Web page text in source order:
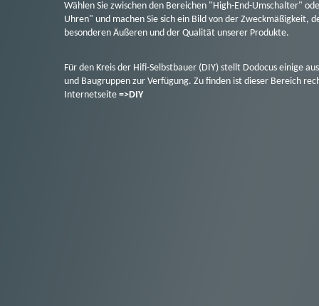
Wählen Sie zwischen den Bereichen "High-End-Umschalter"
Uhren" und machen Sie sich ein Bild von der Zweckmäßigkeit,
besonderen Äußeren und der Qualität unserer Produkte.
Für den Kreis der Hifi-Selbstbauer (DIY) stellt Dodocus einige
und Baugruppen zur Verfügung. Zu finden ist dieser Bereich
Internetseite =>DIY